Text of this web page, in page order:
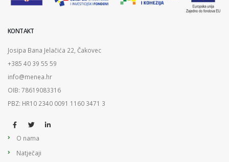
KONTAKT
Josipa Bana Jelačića 22, Čakovec
+385 40 39 55 59
info@menea.hr
OIB: 78619083316
PBZ: HR10 2340 0091 1160 3471 3
O nama
Natječaji